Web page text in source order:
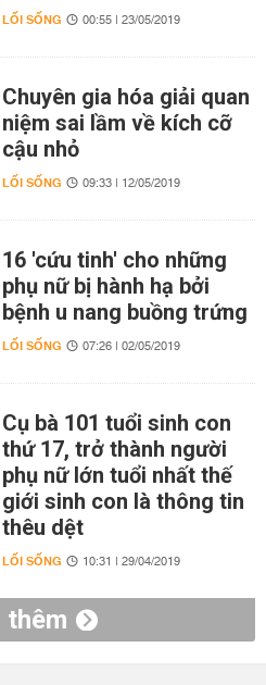
LỐI SỐNG 00:55 | 23/05/2019
Chuyên gia hóa giải quan
niệm sai lầm về kích cỡ
cậu nhỏ
LỐI SỐNG 09:33 | 12/05/2019
16 'cứu tinh' cho những
phụ nữ bị hành hạ bởi
bệnh u nang buồng trứng
LỐI SỐNG 07:26 | 02/05/2019
Cụ bà 101 tuổi sinh con
thứ 17, trở thành người
phụ nữ lớn tuổi nhất thế
giới sinh con là thông tin
thêu dệt
LỐI SỐNG 10:31 | 29/04/2019
thêm